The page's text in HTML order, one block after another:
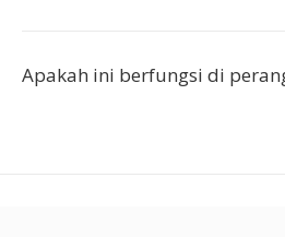
Apakah ini berfungsi di